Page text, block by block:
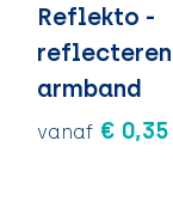
Reflekto -
armband
vanaf € 0,35